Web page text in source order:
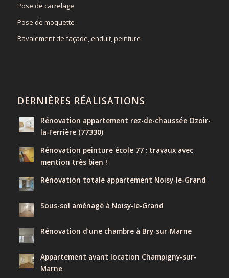
Pose de carrelage
Pose de moquette
Ravalement de façade, enduit, peinture
DERNIÈRES RÉALISATIONS
Rénovation appartement rez-de-chaussée Ozoir-
la-Ferrière (77330)
Rénovation peinture école 77 : travaux avec
mention très bien !
Rénovation totale appartement Noisy-le-Grand
Sous-sol aménagé à Noisy-le-Grand
Rénovation d’une chambre à Bry-sur-Marne
Appartement avant location Champigny-sur-
Marne